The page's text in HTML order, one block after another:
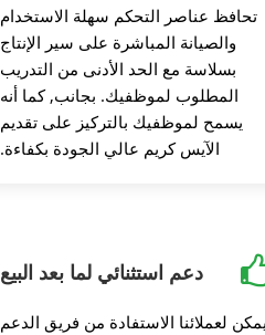
خط إنتاج تعبئة الآيس كريم
تحافظ عناصر التحكم سهلة الاستخدام
والصيانة المباشرة على سير الإنتاج
بسلاسة مع الحد الأدنى من التدريب
المطلوب لموظفيك. بجانب, كما أنه
يسمح لموظفيك بالتركيز على تقديم
الآيس كريم عالي الجودة بكفاءة.
دعم استثنائي لما بعد البيع
يمكن لعملائنا الاستفادة من فريق الدعم